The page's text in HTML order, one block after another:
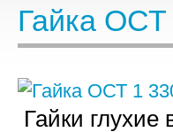
Гайка ОСТ
Гайки